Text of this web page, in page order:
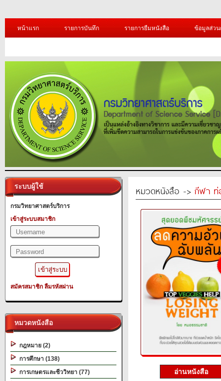
หน้าแรก รายการบันทึก รายการยืมหนังสือ ข้อมูลส่ว
ระบบผู้ใช้
กรมวิทยาศาสตร์บริการ
เข้าสู่ระบบสมาชิก
สมัครสมาชิก ลืมรหัสผ่าน
หมวดหนังสือ
กฎหมาย (2)
การศึกษา (138)
การเกษตรและชีววิทยา (77)
หมวดหนังสือ -> กีฬา ท่
อ่านหนังสือ